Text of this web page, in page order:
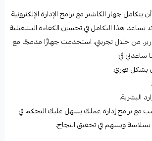
يتكامل جهاز الكاشير معبرامج الإدارة الإلكترونية
يساعد هذا التكامل في تحسين الكفاءة التشغيلية
من خلال تجربتي، استخدمت جهازًا مدمجًا مع
ساعدني في:
بشكل فوري.
البشرية.
مع برامج إدارة عملك يسهل عليك التحكم في
ويسهم في تحقيق النجاح.